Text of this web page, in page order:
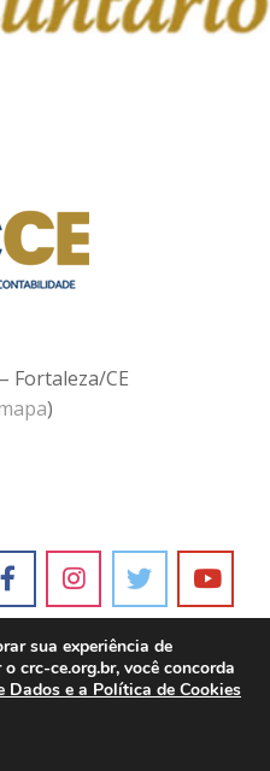
Fortaleza/CE
)
sua experiência de
crc-ce.org.br, você concorda
Dados e a Política de Cookies